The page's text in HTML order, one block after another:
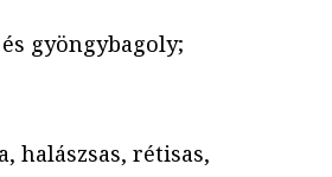
gyöngybagoly;
halászsas, rétisas,